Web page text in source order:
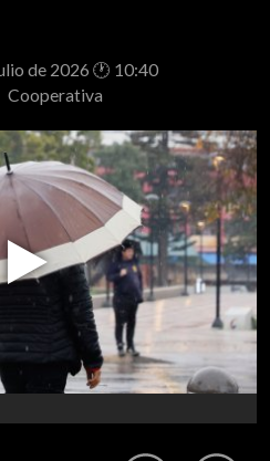
de 2026 🕐 10:40
Cooperativa